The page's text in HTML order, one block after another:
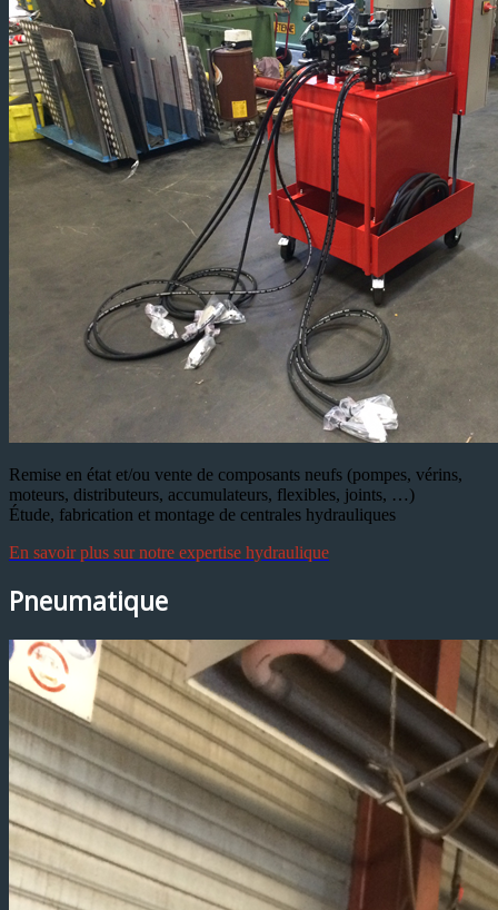
Remise en état et/ou vente de composants neufs (pompes, vérins,
moteurs, distributeurs, accumulateurs, flexibles, joints, …)
Étude, fabrication et montage de centrales hydrauliques
En savoir plus sur notre expertise hydraulique
Pneumatique